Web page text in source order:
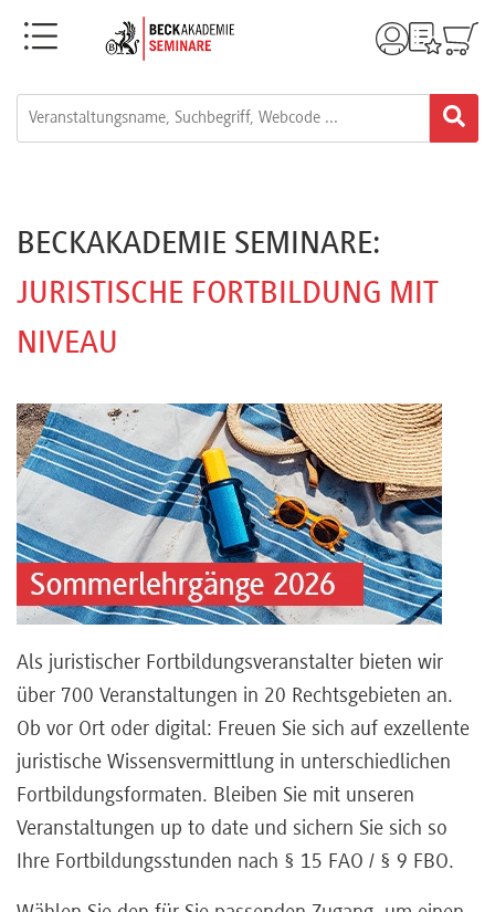
Menü
Live-
e-
Learnings
Referenten
Kontakt
Über
Preisvorteile
BECKAKADEMIE SEMINARE:
JURISTISCHE FORTBILDUNG MIT
NIVEAU
Als juristischer Fortbildungsveranstalter bieten wir
über 700 Veranstaltungen in 20 Rechtsgebieten an.
Ob vor Ort oder digital: Freuen Sie sich auf exzellente
juristische Wissensvermittlung in unterschiedlichen
Fortbildungsformaten. Bleiben Sie mit unseren
Veranstaltungen up to date und sichern Sie sich so
Ihre Fortbildungsstunden nach § 15 FAO / § 9 FBO.